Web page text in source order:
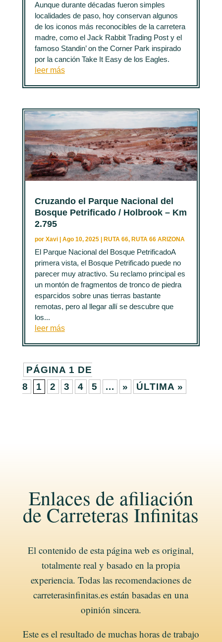
Aunque durante décadas fueron simples
localidades de paso, hoy conservan algunos
de los iconos más reconocibles de la carretera
madre, como el Jack Rabbit Trading Post y el
famoso Standin’ on the Corner Park inspirado
por la canción Take It Easy de los Eagles.
leer más
Cruzando el Parque Nacional del
Bosque Petrificado / Holbrook – Km
2.795
por Xavi| Ago 10, 2025| RUTA 66, RUTA 66 ARIZONA
El Parque Nacional del Bosque PetrificadoA
primera vista, el Bosque Petrificado puede no
parecer muy atractivo. Su reclamo principal es
un montón de fragmentos de tronco de piedra
esparcidos sobre unas tierras bastante
remotas, pero al llegar allí se descubre que
los...
leer más
PÁGINA 1 DE
8
1 2 3 4 5 ... » ÚLTIMA »
Enlaces de afiliación
de Carreteras Infinitas
El contenido de esta página web es original,
totalmente real y basado en la propia
experiencia. Todas las recomendaciones de
carreterasinfinitas.es están basadas en una
opinión sincera.
Este es el resultado de muchas horas de trabajo